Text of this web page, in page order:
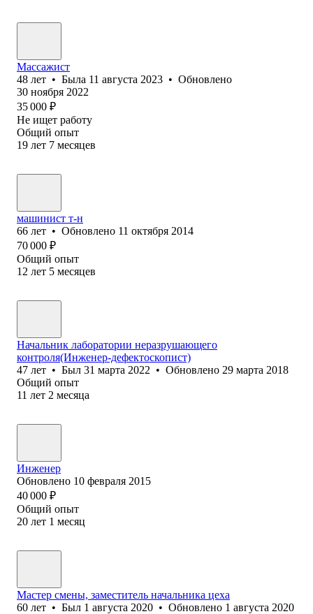
Массажист
48 лет • Была 11 августа 2023 • Обновлено
30 ноября 2022
35 000 ₽
Не ищет работу
Общий опыт
19 лет 7 месяцев
машинист т-н
66 лет • Обновлено 11 октября 2014
70 000 ₽
Общий опыт
12 лет 5 месяцев
Начальник лаборатории неразрушающего
контроля(Инженер-дефектоскопист)
47 лет • Был 31 марта 2022 • Обновлено 29 марта 2018
Общий опыт
11 лет 2 месяца
Инженер
Обновлено 10 февраля 2015
40 000 ₽
Общий опыт
20 лет 1 месяц
Мастер смены, заместитель начальника цеха
60 лет • Был 1 августа 2020 • Обновлено 1 августа 2020